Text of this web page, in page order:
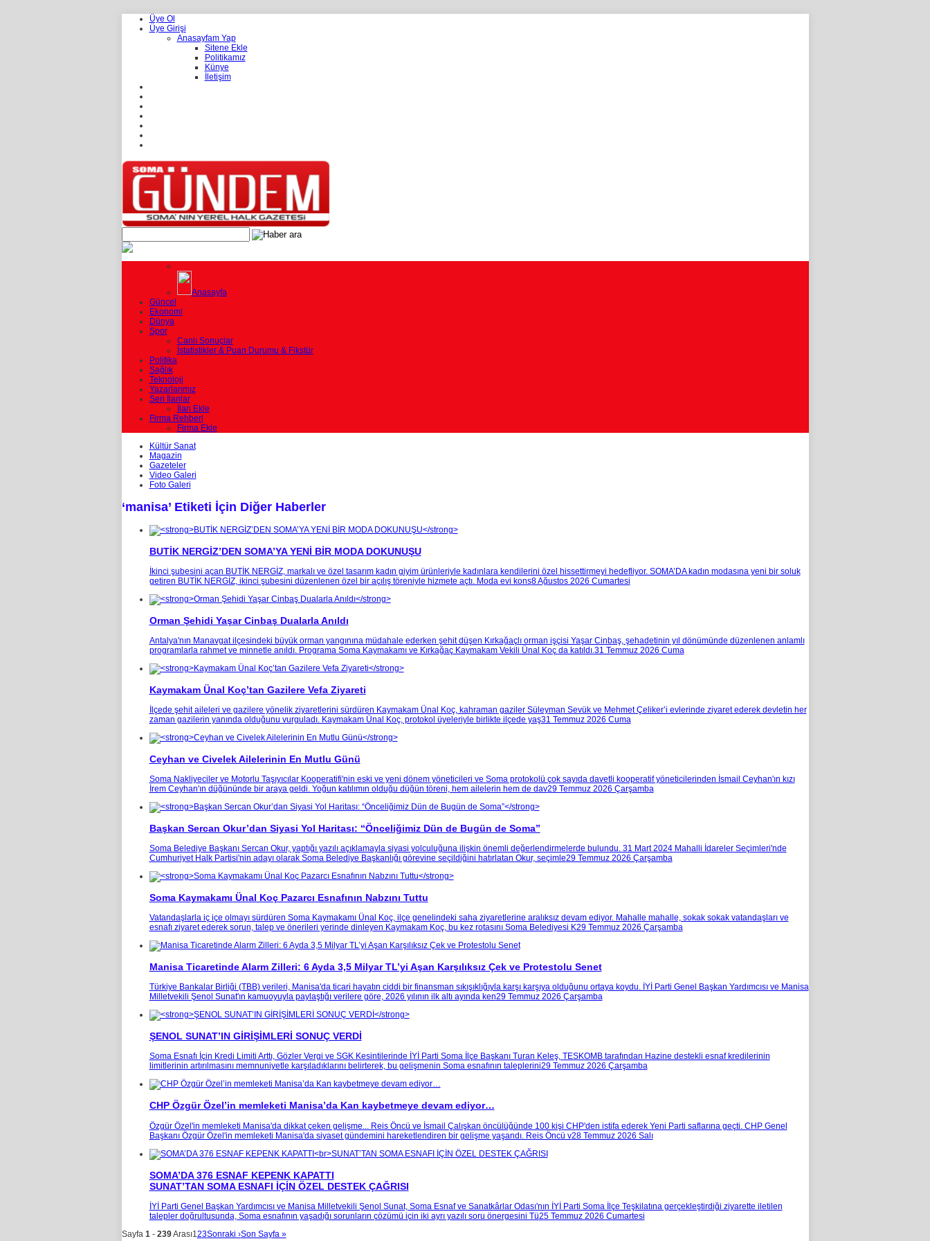
Üye Ol
Üye Girişi
Anasayfam Yap
Sitene Ekle
Politikamız
Künye
İletişim
Anasayfa
Güncel
Ekonomi
Dünya
Spor
Canlı Sonuçlar
İstatistikler & Puan Durumu & Fikstür
Politika
Sağlık
Teknoloji
Yazarlarımız
Seri İlanlar
İlan Ekle
Firma Rehberi
Firma Ekle
Kültür Sanat
Magazin
Gazeteler
Video Galeri
Foto Galeri
‘manisa’ Etiketi İçin Diğer Haberler
BUTİK NERGİZ’DEN SOMA’YA YENİ BİR MODA DOKUNUŞU
İkinci şubesini açan BUTİK NERGİZ, markalı ve özel tasarım kadın giyim ürünleriyle kadınlara kendilerini özel hissettirmeyi hedefliyor. SOMA’DA kadın modasına yeni bir soluk
getiren BUTİK NERGİZ, ikinci şubesini düzenlenen özel bir açılış töreniyle hizmete açtı. Moda evi kons8 Ağustos 2026 Cumartesi
Orman Şehidi Yaşar Cinbaş Dualarla Anıldı
Antalya'nın Manavgat ilçesindeki büyük orman yangınına müdahale ederken şehit düşen Kırkağaçlı orman işçisi Yaşar Cinbaş, şehadetinin yıl dönümünde düzenlenen anlamlı
programlarla rahmet ve minnetle anıldı. Programa Soma Kaymakamı ve Kırkağaç Kaymakam Vekili Ünal Koç da katıldı.31 Temmuz 2026 Cuma
Kaymakam Ünal Koç’tan Gazilere Vefa Ziyareti
İlçede şehit aileleri ve gazilere yönelik ziyaretlerini sürdüren Kaymakam Ünal Koç, kahraman gaziler Süleyman Sevük ve Mehmet Çeliker’i evlerinde ziyaret ederek devletin her
zaman gazilerin yanında olduğunu vurguladı. Kaymakam Ünal Koç, protokol üyeleriyle birlikte ilçede yaş31 Temmuz 2026 Cuma
Ceyhan ve Civelek Ailelerinin En Mutlu Günü
Soma Nakliyeciler ve Motorlu Taşıyıcılar Kooperatifi'nin eski ve yeni dönem yöneticileri ve Soma protokolü çok sayıda davetli kooperatif yöneticilerinden İsmail Ceyhan'ın kızı
İrem Ceyhan'ın düğününde bir araya geldi. Yoğun katılımın olduğu düğün töreni, hem ailelerin hem de dav29 Temmuz 2026 Çarşamba
Başkan Sercan Okur’dan Siyasi Yol Haritası: “Önceliğimiz Dün de Bugün de Soma”
Soma Belediye Başkanı Sercan Okur, yaptığı yazılı açıklamayla siyasi yolculuğuna ilişkin önemli değerlendirmelerde bulundu. 31 Mart 2024 Mahalli İdareler Seçimleri'nde
Cumhuriyet Halk Partisi'nin adayı olarak Soma Belediye Başkanlığı görevine seçildiğini hatırlatan Okur, seçimle29 Temmuz 2026 Çarşamba
Soma Kaymakamı Ünal Koç Pazarcı Esnafının Nabzını Tuttu
Vatandaşlarla iç içe olmayı sürdüren Soma Kaymakamı Ünal Koç, ilçe genelindeki saha ziyaretlerine aralıksız devam ediyor. Mahalle mahalle, sokak sokak vatandaşları ve
esnafı ziyaret ederek sorun, talep ve önerileri yerinde dinleyen Kaymakam Koç, bu kez rotasını Soma Belediyesi K29 Temmuz 2026 Çarşamba
Manisa Ticaretinde Alarm Zilleri: 6 Ayda 3,5 Milyar TL’yi Aşan Karşılıksız Çek ve Protestolu Senet
Türkiye Bankalar Birliği (TBB) verileri, Manisa'da ticari hayatın ciddi bir finansman sıkışıklığıyla karşı karşıya olduğunu ortaya koydu. İYİ Parti Genel Başkan Yardımcısı ve Manisa
Milletvekili Şenol Sunat'ın kamuoyuyla paylaştığı verilere göre, 2026 yılının ilk altı ayında ken29 Temmuz 2026 Çarşamba
ŞENOL SUNAT’IN GİRİŞİMLERİ SONUÇ VERDİ
Soma Esnafı İçin Kredi Limiti Arttı, Gözler Vergi ve SGK Kesintilerinde İYİ Parti Soma İlçe Başkanı Turan Keleş, TESKOMB tarafından Hazine destekli esnaf kredilerinin
limitlerinin artırılmasını memnuniyetle karşıladıklarını belirterek, bu gelişmenin Soma esnafının taleplerini29 Temmuz 2026 Çarşamba
CHP Özgür Özel’in memleketi Manisa’da Kan kaybetmeye devam ediyor…
Özgür Özel'in memleketi Manisa'da dikkat çeken gelişme... Reis Öncü ve İsmail Çalışkan öncülüğünde 100 kişi CHP'den istifa ederek Yeni Parti saflarına geçti. CHP Genel
Başkanı Özgür Özel'in memleketi Manisa'da siyaset gündemini hareketlendiren bir gelişme yaşandı. Reis Öncü v28 Temmuz 2026 Salı
SOMA’DA 376 ESNAF KEPENK KAPATTI
SUNAT’TAN SOMA ESNAFI İÇİN ÖZEL DESTEK ÇAĞRISI
İYİ Parti Genel Başkan Yardımcısı ve Manisa Milletvekili Şenol Sunat, Soma Esnaf ve Sanatkârlar Odası'nın İYİ Parti Soma İlçe Teşkilatına gerçekleştirdiği ziyarette iletilen
talepler doğrultusunda, Soma esnafının yaşadığı sorunların çözümü için iki ayrı yazılı soru önergesini Tü25 Temmuz 2026 Cumartesi
Sayfa 1 - 239Arası1 23Sonraki ›Son Sayfa »